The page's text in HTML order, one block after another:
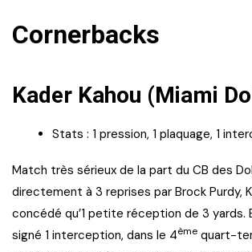
Cornerbacks
Kader Kahou (Miami
Stats : 1 pression, 1 plaquage, 1
Match très sérieux de la part du CB des
directement à 3 reprises par Brock Purdy,
concédé qu’1 petite réception de 3 yards.
signé 1 interception, dans le 4ème quart-